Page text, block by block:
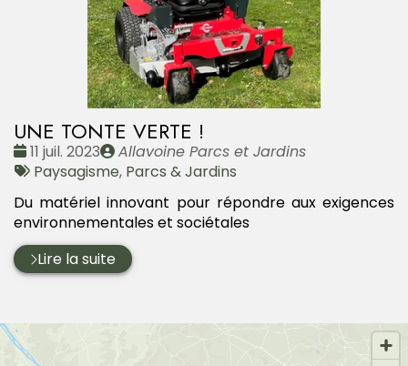
UNE TONTE VERTE !
Date
:
11 juil. 2023
Publié
par
Allavoine Parcs et Jardins
Tags
Paysagisme, Parcs & Jardins
Du matériel innovant pour répondre aux exigences
environnementales et sociétales
Lire la suite